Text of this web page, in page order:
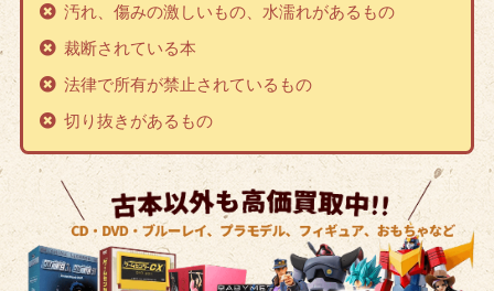
汚れ、傷みの激しいもの、水濡れがあるもの
裁断されている本
法律で所有が禁止されているもの
切り抜きがあるもの